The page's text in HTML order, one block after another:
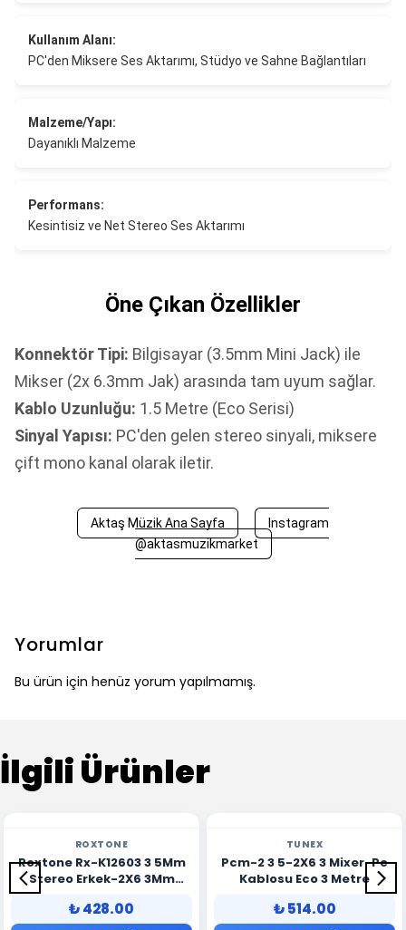
Kullanım Alanı:
PC'den Miksere Ses Aktarımı, Stüdyo ve Sahne Bağlantıları
Malzeme/Yapı:
Dayanıklı Malzeme
Performans:
Kesintisiz ve Net Stereo Ses Aktarımı
Öne Çıkan Özellikler
Konnektör Tipi: Bilgisayar (3.5mm Mini Jack) ile
Mikser (2x 6.3mm Jak) arasında tam uyum sağlar.
Kablo Uzunluğu: 1.5 Metre (Eco Serisi)
Sinyal Yapısı: PC'den gelen stereo sinyali, miksere
çift mono kanal olarak iletir.
Aktaş Müzik Ana Sayfa
Instagram
@aktasmuzikmarket
Yorumlar
Bu ürün için henüz yorum yapılmamış.
İlgili Ürünler
ROXTONE
Roxtone Rx-K12603 3 5Mm
Stereo Erkek-2X6 3Mm
Mono Erkek 3 Metre Kablo
₺ 428.00
TUNEX
Pcm-2 3 5-2X6 3 Mixer-Pc
Kablosu Eco 3 Metre
₺ 514.00